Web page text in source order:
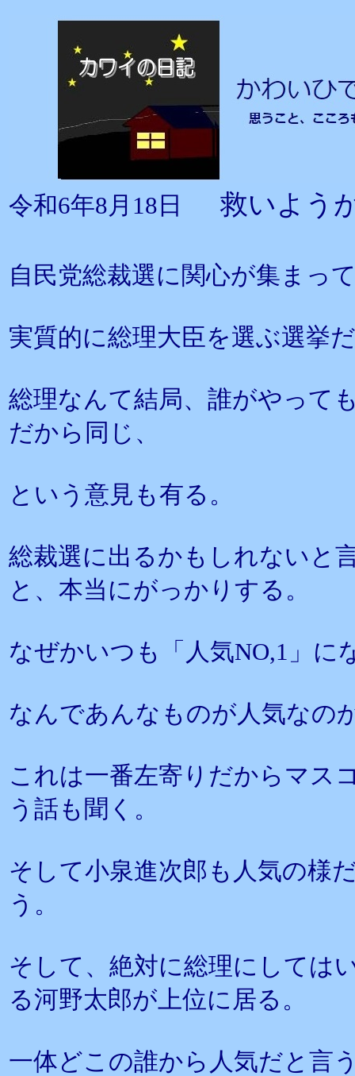
令和6年8月18日 救いよう
自民党総裁選に関心が集まっ
実質的に総理大臣を選ぶ選挙
総理なんて結局、誰がやって
だから同じ、
という意見も有る。
総裁選に出るかもしれないと
と、本当にがっかりする。
なぜかいつも「人気NO,1」に
なんであんなものが人気なの
これは一番左寄りだからマス
う話も聞く。
そして小泉進次郎も人気の様
う。
そして、絶対に総理にしては
る河野太郎が上位に居る。
一体どこの誰から人気だと言